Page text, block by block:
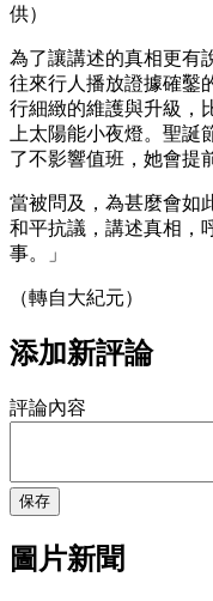
供）
為了讓講述的真相更有
往來行人播放證據確鑿
行細緻的維護與升級，
上太陽能小夜燈。聖
了不影響值班，她會提
當被問及，為甚麼會如
和平抗議，講述真相，
事。」
（轉自大紀元）
添加新評論
評論內容
保存
圖片新聞